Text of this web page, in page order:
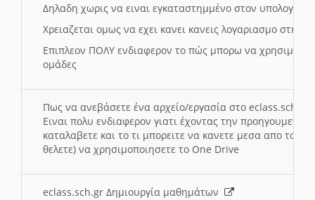
Δηλαδη χωρις να ειναι εγκαταστημμένο στον
Χρειαζεται ομως να εχει κανει κανεις λογαριασμο στη
Επιπλεον ΠΟΛΥ ενδιαφερον το πώς μπορω να
ομάδες
Πως να ανεβάσετε ένα αρχείο/εργασία στο eclass.sch.gr
Ειναι πολυ ενδιαφερον γιατι έχοντας την
καταλαβετε και το τι μπορειτε να κανετε μεσα απο το
θελετε) να χρησιμοποιησετε το One Drive
eclass.sch.gr Δημιουργία μαθημάτων